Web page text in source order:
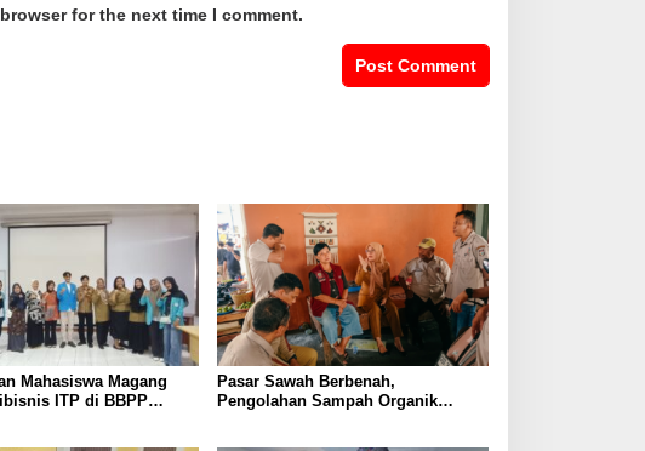
for the next time I comment.
Mahasiswa Magang
ITP di BBPP
Pasar Sawah Berbenah,
Pengolahan Sampah Organik